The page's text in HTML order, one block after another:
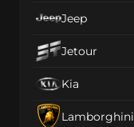
Jeep
Jetour
Kia
Lamborghini